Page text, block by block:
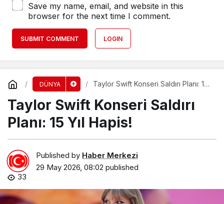
Save my name, email, and website in this
browser for the next time I comment.
SUBMIT COMMENT LOGIN
DÜNYA
Taylor Swift Konseri Saldırı Planı: 15
Taylor Swift Konseri Saldırı
Planı: 15 Yıl Hapis!
Published by Haber Merkezi
29 May 2026, 08:02 published
33